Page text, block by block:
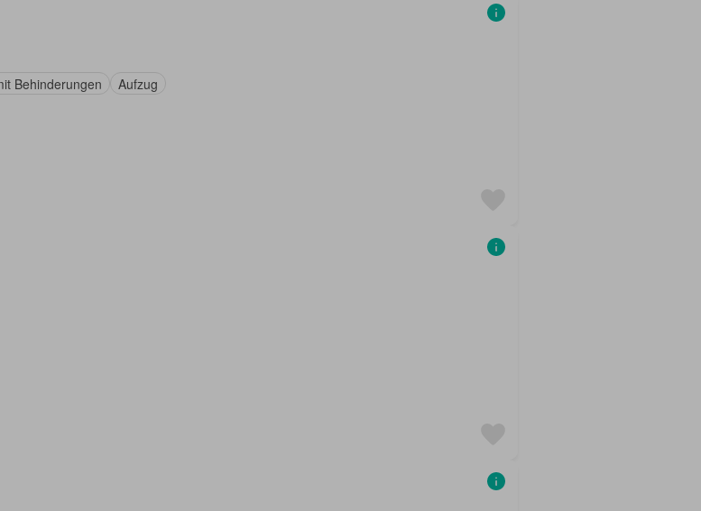
Behinderungen
Aufzug